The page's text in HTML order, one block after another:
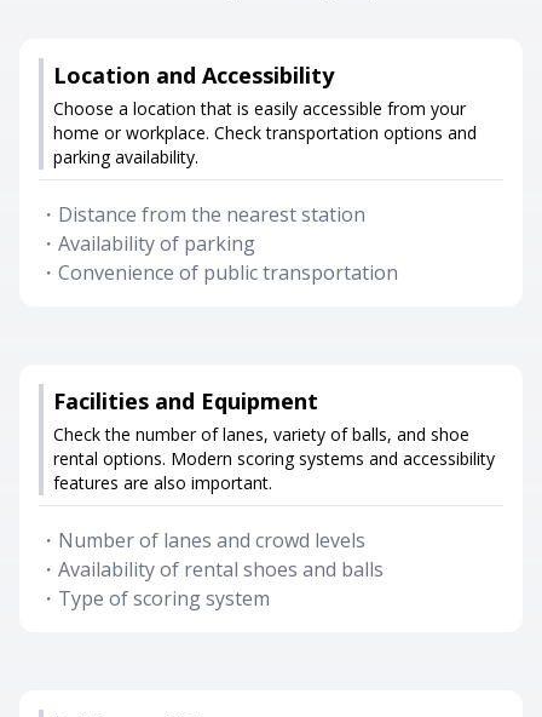
Location and Accessibility
Choose a location that is easily accessible from your
home or workplace. Check transportation options and
parking availability.
・ Distance from the nearest station
・ Availability of parking
・ Convenience of public transportation
Facilities and Equipment
Check the number of lanes, variety of balls, and shoe
rental options. Modern scoring systems and accessibility
features are also important.
・ Number of lanes and crowd levels
・ Availability of rental shoes and balls
・ Type of scoring system